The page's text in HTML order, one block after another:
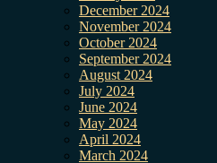
December 2024
November 2024
October 2024
September 2024
August 2024
July 2024
June 2024
May 2024
April 2024
March 2024